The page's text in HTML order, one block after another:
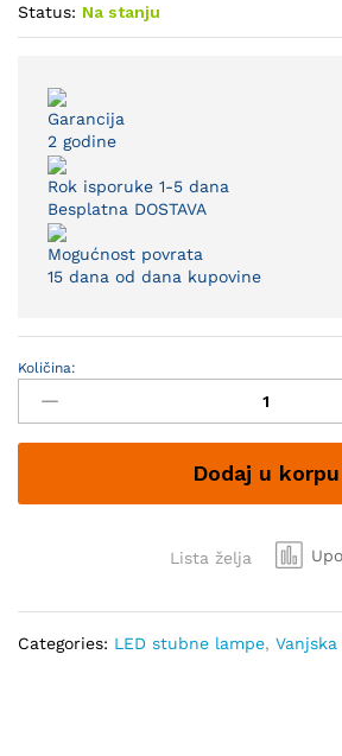
Status: Na stanju
Garancija
2 godine
Rok isporuke 1-5 dana
Besplatna DOSTAVA
Mogućnost povrata
15 dana od dana kupovine
Solarna
LED
stubna
lampa
ML-
quantity
Količina:
Dodaj u korpu
Lista želja
Categories: LED stubne lampe,